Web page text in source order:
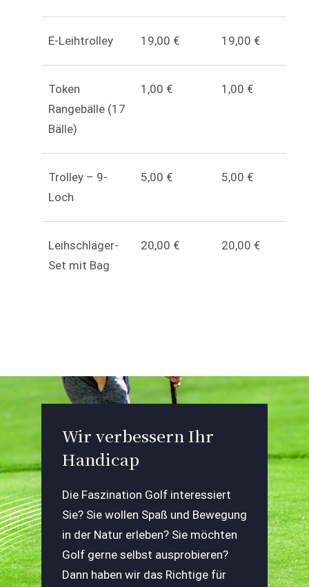
E-Leihtrolley 19,00 € 19,00 €
Token
Rangebälle (17
Bälle)
1,00 € 1,00 €
Trolley – 9-
Loch
5,00 € 5,00 €
Leihschläger-
Set mit Bag
20,00 € 20,00 €
Wir verbessern Ihr
Handicap
Die Faszination Golf interessiert
Sie? Sie wollen Spaß und Bewegung
in der Natur erleben? Sie möchten
Golf gerne selbst ausprobieren?
Dann haben wir das Richtige für